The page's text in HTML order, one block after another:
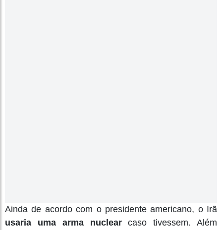
Ainda de acordo com o presidente americano, o Irã
usaria uma arma nuclearcaso tivessem. Além